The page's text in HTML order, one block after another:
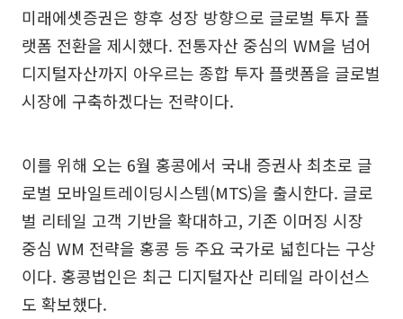
미래에셋증권은 향후 성장 방향으로 글로벌 투자 플
랫폼 전환을 제시했다. 전통자산 중심의 WM을 넘어
디지털자산까지 아우르는 종합 투자 플랫폼을 글로벌
시장에 구축하겠다는 전략이다.
이를 위해 오는 6월 홍콩에서 국내 증권사 최초로 글
로벌 모바일트레이딩시스템(MTS)을 출시한다. 글로
벌 리테일 고객 기반을 확대하고, 기존 이머징 시장
중심 WM 전략을 홍콩 등 주요 국가로 넓힌다는 구상
이다. 홍콩법인은 최근 디지털자산 리테일 라이선스
도 확보했다.